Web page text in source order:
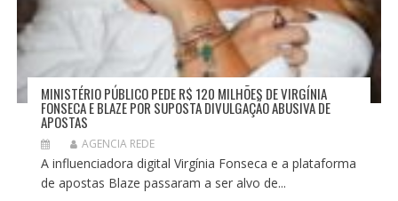
MINISTÉRIO PÚBLICO PEDE R$ 120 MILHÕES DE VIRGÍNIA
FONSECA E BLAZE POR SUPOSTA DIVULGAÇÃO ABUSIVA DE
APOSTAS
AGENCIA REDE
A influenciadora digital Virgínia Fonseca e a plataforma
de apostas Blaze passaram a ser alvo de...